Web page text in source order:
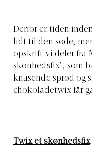
Derfor er tiden
lidt til den søde,
opskrift vi deler fra
skønhedsfix’, som
knasende sprød og
chokoladetwix får
Twix et skønhedsfix